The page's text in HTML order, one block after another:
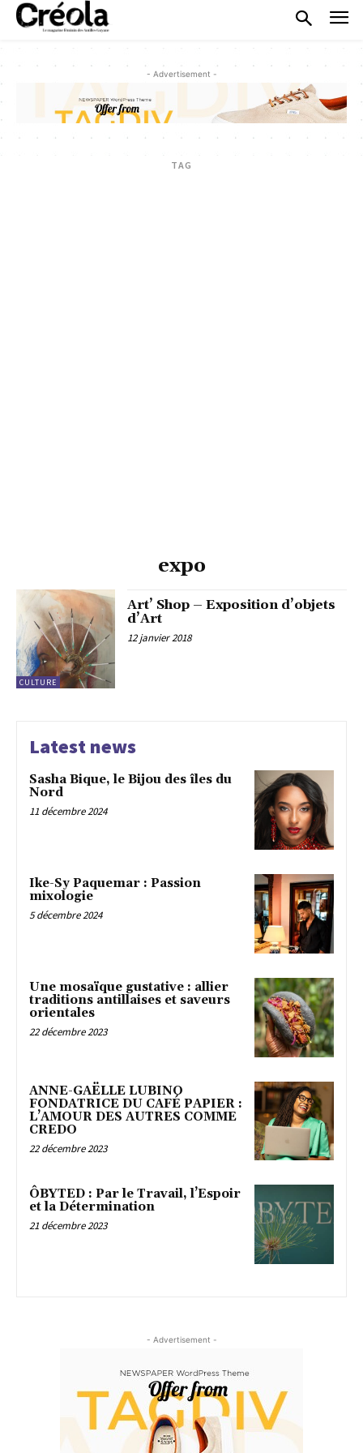
- Advertisement -
TAG
expo
CULTURE
Art’ Shop – Exposition d’objets
d’Art
12 janvier 2018
Latest news
Sasha Bique, le Bijou des îles du
Nord
11 décembre 2024
Ike-Sy Paquemar : Passion
mixologie
5 décembre 2024
Une mosaïque gustative : allier
traditions antillaises et saveurs
orientales
22 décembre 2023
ANNE-GAËLLE LUBINO
FONDATRICE DU CAFÉ PAPIER :
L’AMOUR DES AUTRES COMME
CREDO
22 décembre 2023
ÔBYTED : Par le Travail, l’Espoir
et la Détermination
21 décembre 2023
- Advertisement -